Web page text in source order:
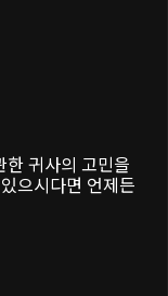
귀사의 고민을
으시다면 언제든